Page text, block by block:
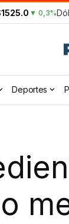
▼ 0,3%
Deportes